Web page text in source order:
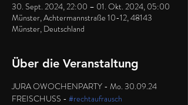
30. Sept. 2024, 22:00 – 01. Okt. 2024, 05:00
Münster, Achtermannstraße 10-12, 48143
Münster, Deutschland
Über die Veranstaltung
JURA OWOCHENPARTY - Mo. 30.09.24
FREISCHUSS - #rechtaufrausch